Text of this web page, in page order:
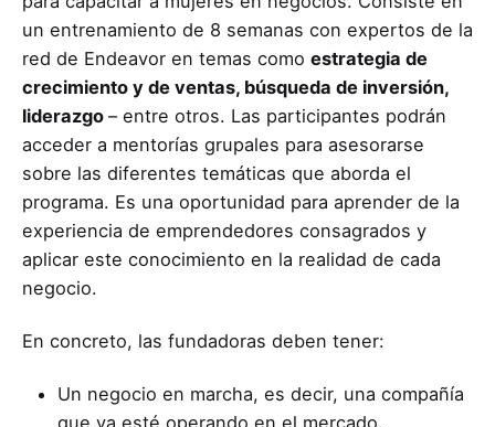
un entrenamiento de 8 semanas con expertos de la
red de Endeavor en temas como estrategia de
crecimiento y de ventas, búsqueda de inversión,
liderazgo – entre otros. Las participantes podrán
acceder a mentorías grupales para asesorarse
sobre las diferentes temáticas que aborda el
programa. Es una oportunidad para aprender de la
experiencia de emprendedores consagrados y
aplicar este conocimiento en la realidad de cada
negocio.
En concreto, las fundadoras deben tener:
Un negocio en marcha, es decir, una compañía